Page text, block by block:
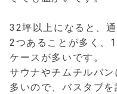
32坪以上になると、
2つあることが多く、
ケースが多いです。
サウナやチムチルバン
多いので、バスタブを